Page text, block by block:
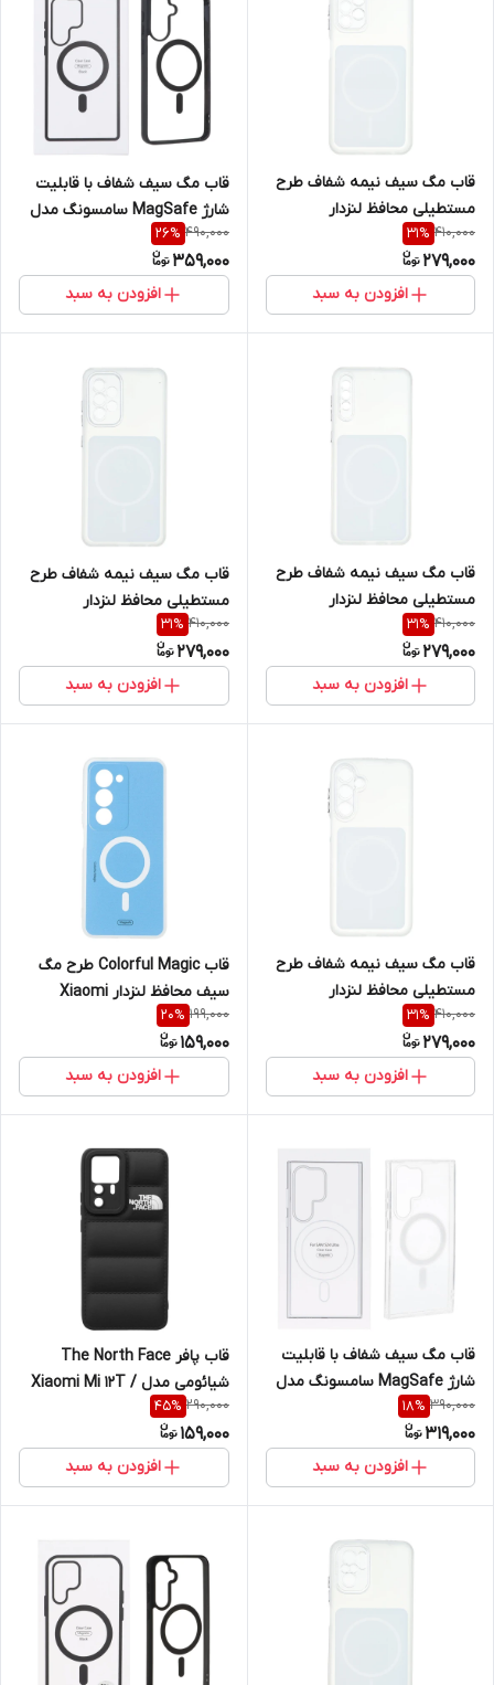
قاب مگ سیف نیمه شفاف طرح
مستطیلی محافظ لنزدار
Galaxy A53
410,000
31%
279,000
افزودن به سبد
قاب مگ سیف شفاف با قابلیت
شارژ MagSafe سامسونگ مدل
Samsung Galaxy A37
490,000
26%
359,000
افزودن به سبد
قاب مگ سیف نیمه شفاف طرح
مستطیلی محافظ لنزدار
Galaxy A50 / A50s / A30s
410,000
31%
279,000
افزودن به سبد
قاب مگ سیف نیمه شفاف طرح
مستطیلی محافظ لنزدار
Galaxy A52 / A52s
410,000
31%
279,000
افزودن به سبد
قاب مگ سیف نیمه شفاف طرح
مستطیلی محافظ لنزدار
Galaxy A16
410,000
31%
279,000
افزودن به سبد
قاب Colorful Magic طرح مگ
سیف محافظ لنزدار Xiaomi
Redmi 15 4G
199,000
20%
159,000
افزودن به سبد
قاب مگ سیف شفاف با قابلیت
شارژ MagSafe سامسونگ مدل
Samsung Galaxy S24 Ultra
390,000
18%
319,000
افزودن به سبد
قاب پافر The North Face
شیائومی مدل Xiaomi Mi 12T /
Mi 12T Pro / Redmi K50
290,000
45%
159,000
افزودن به سبد